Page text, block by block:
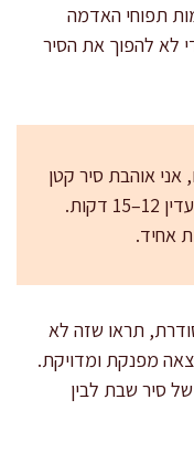
תפוחי האדמה
לא להפוך את הסיר
לחימום, אני אוהבת סיר קטן
עם 2–3 כפות מים, מכסה, וחימום עדין 12–15 דקות.
אחיד.
תראו שזה לא
מפנקת ומדויקת.
של סיר שבת לבין